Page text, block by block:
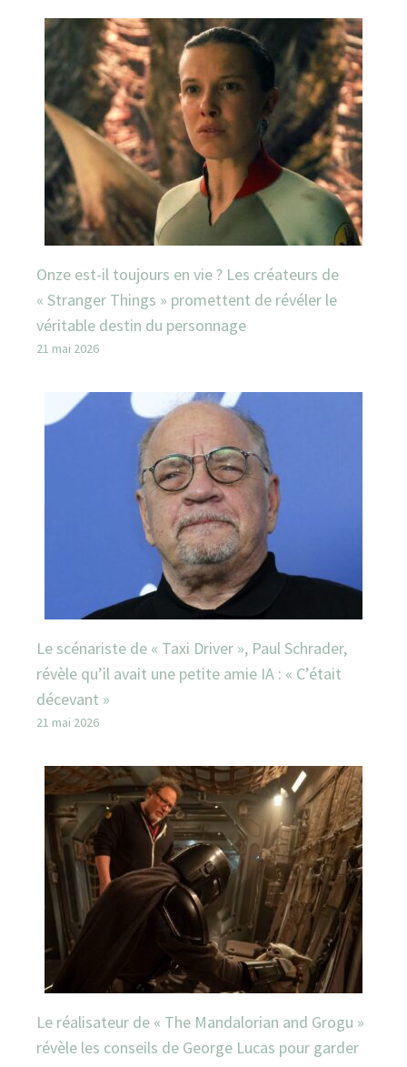
Onze est-il toujours en vie ? Les créateurs de
« Stranger Things » promettent de révéler le
véritable destin du personnage
21 mai 2026
Le scénariste de « Taxi Driver », Paul Schrader,
révèle qu’il avait une petite amie IA : « C’était
décevant »
21 mai 2026
Le réalisateur de « The Mandalorian and Grogu »
révèle les conseils de George Lucas pour garder